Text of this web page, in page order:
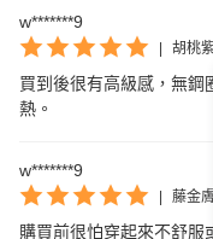
w*******9
胡桃
買到後很有高級感，無鋼
熱。
w*******9
藤金膚
購買前很怕穿起來不舒服